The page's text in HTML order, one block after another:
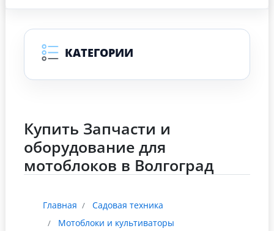
КАТЕГОРИИ
Купить Запчасти и
оборудование для
мотоблоков в Волгоград
Главная
Садовая техника
Мотоблоки и культиваторы